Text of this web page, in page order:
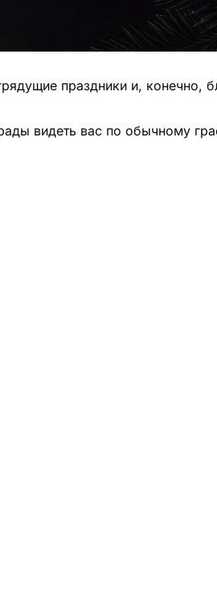
праздники и, конечно,
видеть вас по обычному